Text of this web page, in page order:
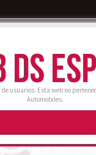
DS
usuarios. Esta web no
Automobiles.